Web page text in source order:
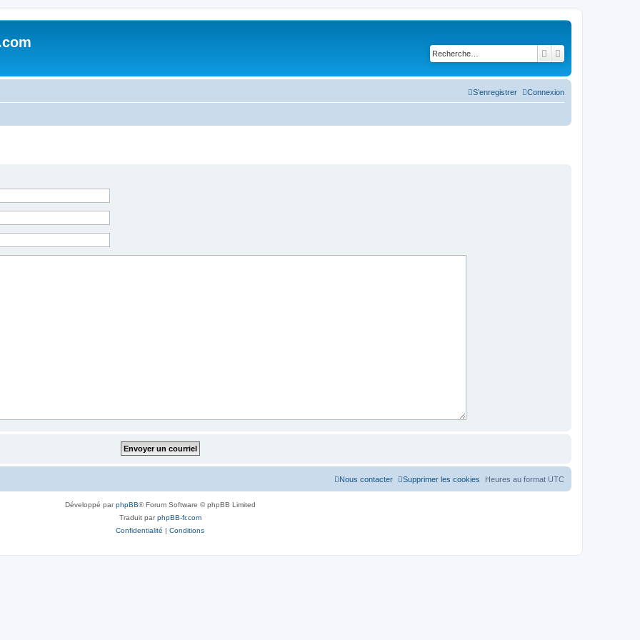
Rechercher
Connexion
S’enregistrer
Heures au format UTC
Supprimer les cookies
Nous contacter
Développé parphpBB® Forum Software © phpBB Limited
Traduit parphpBB-fr.com
Confidentialité | Conditions